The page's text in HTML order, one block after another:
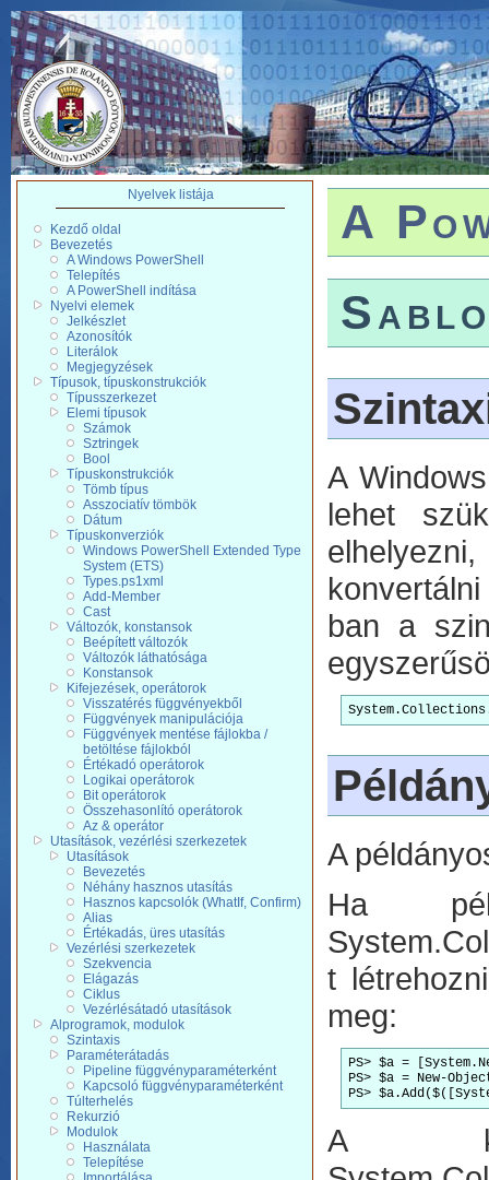
Nyelvek listája
Kezdő oldal
Bevezetés
A Windows PowerShell
Telepítés
A PowerShell indítása
Nyelvi elemek
Jelkészlet
Azonosítók
Literálok
Megjegyzések
Típusok, típuskonstrukciók
Típusszerkezet
Elemi típusok
Számok
Sztringek
Bool
Típuskonstrukciók
Tömb típus
Asszociatív tömbök
Dátum
Típuskonverziók
Windows PowerShell Extended Type
System (ETS)
Types.ps1xml
Add-Member
Cast
Változók, konstansok
Beépített változók
Változók láthatósága
Konstansok
Kifejezések, operátorok
Visszatérés függvényekből
Függvények manipulációja
Függvények mentése fájlokba /
betöltése fájlokból
Értékadó operátorok
Logikai operátorok
Bit operátorok
Összehasonlító operátorok
Az & operátor
Utasítások, vezérlési szerkezetek
Utasítások
Bevezetés
Néhány hasznos utasítás
Hasznos kapcsolók (WhatIf, Confirm)
Alias
Értékadás, üres utasítás
Vezérlési szerkezetek
Szekvencia
Elágazás
Ciklus
Vezérlésátadó utasítások
Alprogramok, modulok
Szintaxis
Paraméterátadás
Pipeline függvényparaméterként
Kapcsoló függvényparaméterként
Túlterhelés
Rekurzió
Modulok
Használata
Telepítése
A
A
lehet
ban a
A
Ha
t
meg:
PS> $a =
PS> $a = New-
PS>
A